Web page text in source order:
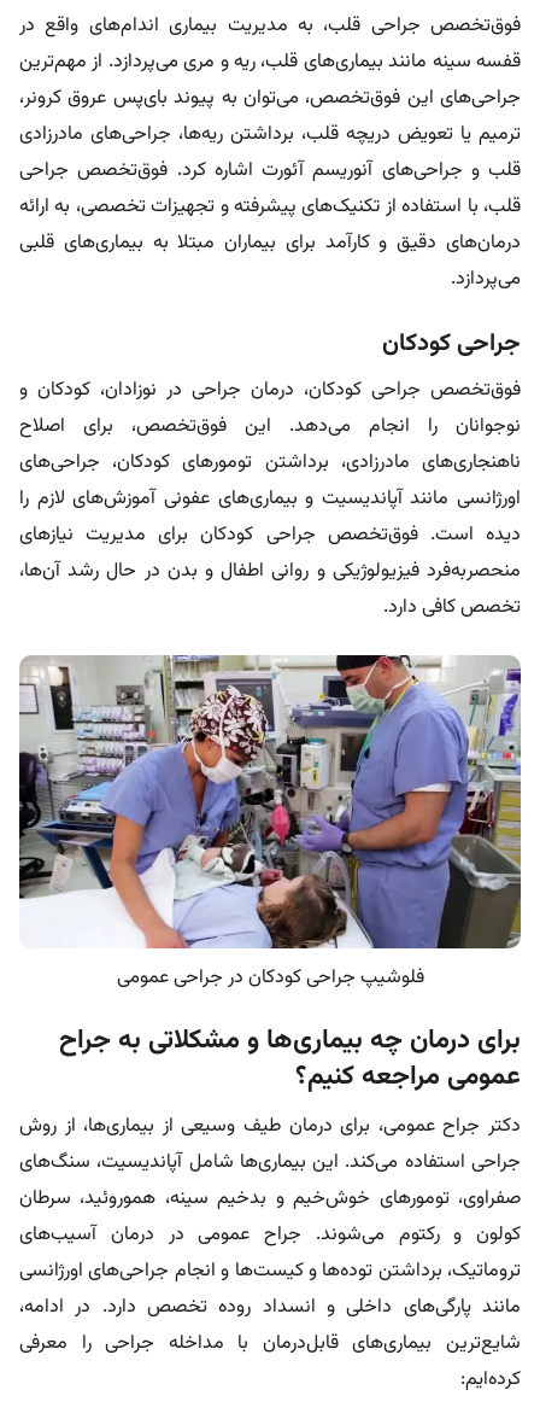
فوق‌تخصص جراحی قلب، به مدیریت بیماری اندام‌های واقع در
قفسه سینه مانند بیماری‌های قلب، ریه و مری می‌پردازد. از مهم‌ترین
جراحی‌های این فوق‌تخصص، می‌توان به پیوند بای‌پس عروق کرونر،
ترمیم یا تعویض دریچه قلب، برداشتن ریه‌ها، جراحی‌های مادرزادی
قلب و جراحی‌های آنوریسم آئورت اشاره کرد. فوق‌تخصص جراحی
قلب، با استفاده از تکنیک‌های پیشرفته و تجهیزات تخصصی، به ارائه
درمان‌های دقیق و کارآمد برای بیماران مبتلا به بیماری‌های قلبی
می‌پردازد.
جراحی کودکان
فوق‌تخصص جراحی کودکان، درمان جراحی در نوزادان، کودکان و
نوجوانان را انجام می‌دهد. این فوق‌تخصص، برای اصلاح
ناهنجاری‌های مادرزادی، برداشتن تومورهای کودکان، جراحی‌های
اورژانسی مانند آپاندیسیت و بیماری‌های عفونی آموزش‌های لازم را
دیده است. فوق‌تخصص جراحی کودکان برای مدیریت نیازهای
منحصربه‌فرد فیزیولوژیکی و روانی اطفال و بدن در حال رشد آن‌ها،
تخصص کافی دارد.
فلوشیپ جراحی کودکان در جراحی عمومی
برای درمان چه بیماری‌ها و مشکلاتی به جراح
عمومی مراجعه کنیم؟
دکتر جراح عمومی، برای درمان طیف وسیعی از بیماری‌ها، از روش
جراحی استفاده می‌کند. این بیماری‌ها شامل آپاندیسیت، سنگ‌های
صفراوی، تومورهای خوش‌خیم و بدخیم سینه، هموروئید، سرطان
کولون و رکتوم می‌شوند. جراح عمومی در درمان آسیب‌های
تروماتیک، برداشتن توده‌ها و کیست‌ها و انجام جراحی‌های اورژانسی
مانند پارگی‌های داخلی و انسداد روده تخصص دارد. در ادامه،
شایع‌ترین بیماری‌های قابل‌درمان با مداخله جراحی را معرفی
کرده‌ایم: